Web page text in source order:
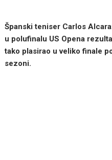
Španski teniser Carlos
u polufinalu US Opena
tako plasirao u veliko finale
sezoni.